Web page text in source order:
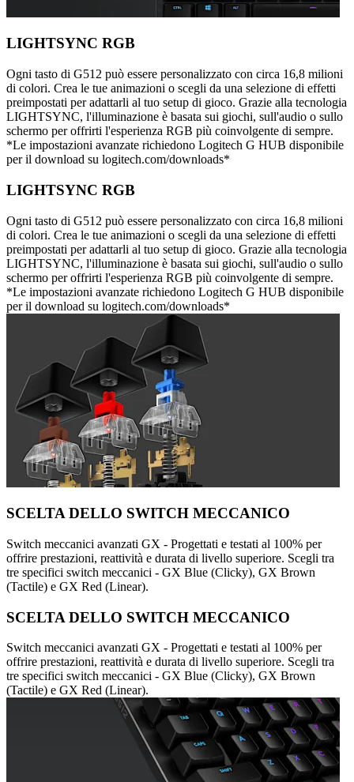
LIGHTSYNC RGB
Ogni tasto di G512 può essere personalizzato con circa 16,8 milioni
di colori. Crea le tue animazioni o scegli da una selezione di effetti
preimpostati per adattarli al tuo setup di gioco. Grazie alla tecnologia
LIGHTSYNC, l'illuminazione è basata sui giochi, sull'audio o sullo
schermo per offrirti l'esperienza RGB più coinvolgente di sempre.
*Le impostazioni avanzate richiedono Logitech G HUB disponibile
per il download su logitech.com/downloads*
LIGHTSYNC RGB
Ogni tasto di G512 può essere personalizzato con circa 16,8 milioni
di colori. Crea le tue animazioni o scegli da una selezione di effetti
preimpostati per adattarli al tuo setup di gioco. Grazie alla tecnologia
LIGHTSYNC, l'illuminazione è basata sui giochi, sull'audio o sullo
schermo per offrirti l'esperienza RGB più coinvolgente di sempre.
*Le impostazioni avanzate richiedono Logitech G HUB disponibile
per il download su logitech.com/downloads*
SCELTA DELLO SWITCH MECCANICO
Switch meccanici avanzati GX - Progettati e testati al 100% per
offrire prestazioni, reattività e durata di livello superiore. Scegli tra
tre specifici switch meccanici - GX Blue (Clicky), GX Brown
(Tactile) e GX Red (Linear).
SCELTA DELLO SWITCH MECCANICO
Switch meccanici avanzati GX - Progettati e testati al 100% per
offrire prestazioni, reattività e durata di livello superiore. Scegli tra
tre specifici switch meccanici - GX Blue (Clicky), GX Brown
(Tactile) e GX Red (Linear).